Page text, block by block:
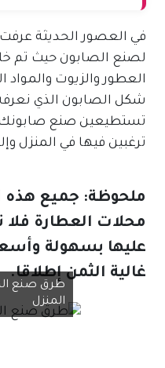
في العصور الحديثة
لصنع الصابون حيث تم
العطور والزيوت
شكل الصابون الذي
تستطيعين صنع صابونك
ترغبين فيها في المنزل
ملحوظة: جميع هذه
محلات العطارة
عليها بسهولة
غالية الثمن إطلاقا.
طرق صنع
المنزل